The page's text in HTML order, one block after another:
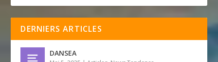
DERNIERS ARTICLES
DANSEA